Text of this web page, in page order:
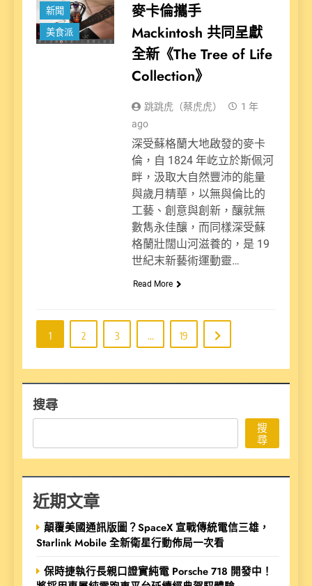
新聞
美食派
麥卡倫攜手
Mackintosh 共同呈獻
全新《The Tree of Life
Collection》
跳跳虎（蔡虎虎）
1 年
ago
深受蘇格蘭大地啟發的麥卡
倫，自 1824 年屹立於斯佩河
畔，汲取大自然豐沛的能量
與歲月精華，以無與倫比的
工藝、創意與創新，釀就無
數雋永佳釀，而同樣深受蘇
格蘭壯闊山河滋養的，是 19
世紀末新藝術運動靈…
Read More
1 2 3 19
搜尋
搜
尋
近期文章
顛覆美國通訊版圖？SpaceX 宣戰傳統電信三雄，
Starlink Mobile 全新衛星行動佈局一次看
保時捷執行長親口證實純電 Porsche 718 開發中！